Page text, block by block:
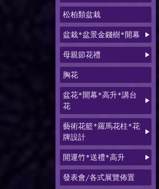
松柏類盆栽
盆栽*盆景金錢樹*開幕
母親節花禮
胸花
盆花*開幕*高升*講台
花
藝術花籃*羅馬花柱*花
牌設計
開運竹*送禮*高升
發表會/各式展覽佈置